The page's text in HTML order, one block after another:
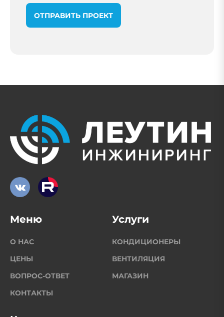
ОТПРАВИТЬ ПРОЕКТ
Меню
О НАС
ЦЕНЫ
ВОПРОС-ОТВЕТ
КОНТАКТЫ
Услуги
КОНДИЦИОНЕРЫ
ВЕНТИЛЯЦИЯ
МАГАЗИН